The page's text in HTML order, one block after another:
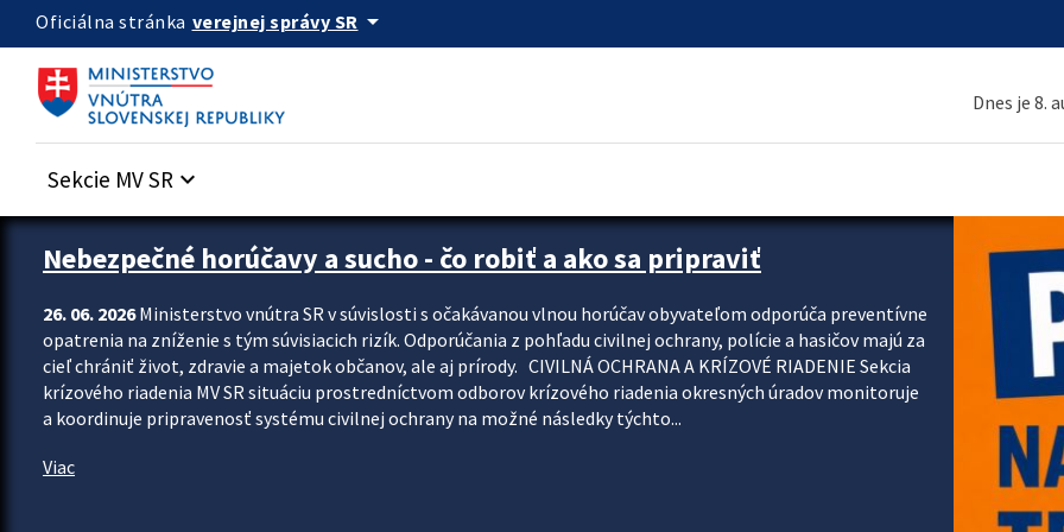
Preskocit na hlavný obsah
Oficiálna stránka verejnej správy SR arrow_drop_down
Dnes je 8.
Sekcie MV SR keyboard_arrow_down
Zastavit automatický posun upútavok
Nebezpečné horúčavy a sucho - čo robiť a ako sa pripraviť
26. 06. 2026Ministerstvo vnútra SR v súvislosti s očakávanou vlnou horúčav obyvateľom odporúča preventívne
opatrenia na zníženie s tým súvisiacich rizík. Odporúčania z pohľadu civilnej ochrany, polície a hasičov majú za
cieľ chrániť život, zdravie a majetok občanov, ale aj prírody. CIVILNÁ OCHRANA A KRÍZOVÉ RIADENIE Sekcia
krízového riadenia MV SR situáciu prostredníctvom odborov krízového riadenia okresných úradov monitoruje
a koordinuje pripravenosť systému civilnej ochrany na možné následky týchto...
Viac